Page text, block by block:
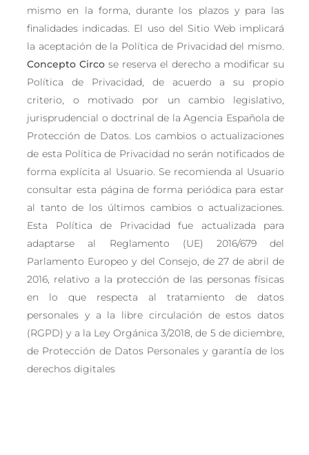
mismo en la forma, durante los plazos y para las
finalidades indicadas. El uso del Sitio Web implicará
la aceptación de la Política de Privacidad del mismo.
Concepto Circo se reserva el derecho a modificar su
Política de Privacidad, de acuerdo a su propio
criterio, o motivado por un cambio legislativo,
jurisprudencial o doctrinal de la Agencia Española de
Protección de Datos. Los cambios o actualizaciones
de esta Política de Privacidad no serán notificados de
forma explícita al Usuario. Se recomienda al Usuario
consultar esta página de forma periódica para estar
al tanto de los últimos cambios o actualizaciones.
Esta Política de Privacidad fue actualizada para
adaptarse al Reglamento (UE) 2016/679 del
Parlamento Europeo y del Consejo, de 27 de abril de
2016, relativo a la protección de las personas físicas
en lo que respecta al tratamiento de datos
personales y a la libre circulación de estos datos
(RGPD) y a la Ley Orgánica 3/2018, de 5 de diciembre,
de Protección de Datos Personales y garantía de los
derechos digitales